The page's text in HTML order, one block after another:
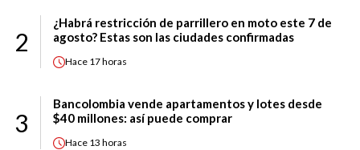
2
¿Habrá restricción de parrillero en moto este 7 de
agosto? Estas son las ciudades confirmadas
Hace 17 horas
3
Bancolombia vende apartamentos y lotes desde
$40 millones: así puede comprar
Hace 13 horas